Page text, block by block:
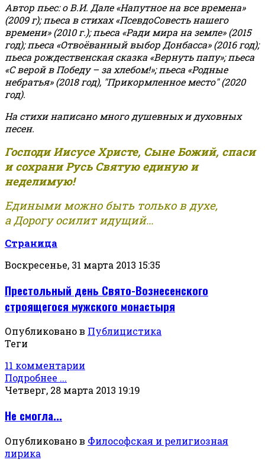
Автор пьес: о В.И. Дале «Напутное на все времена»
(2009 г); пьеса в стихах «ПсевдоСовесть нашего
времени» (2010 г.); пьеса «Ради мира на земле» (2015
год); пьеса «Отвоёванный выбор Донбасса» (2016 год);
пьеса рождественская сказка «Вернуть папу»; пьеса
«С верой в Победу – за хлебом!»;пьеса «Родные
небратья» (2018 год), "Прикормленное место" (2020
год).
На стихи написано много душевных и духовных
песен.
Господи Иисусе Христе, Сыне Божий, спаси
и сохрани Русь Святую единую и
неделимую!
Едиными можно быть только в духе,
а Дорогу осилит идущий...
Страница
Воскресенье, 31 марта 2013 15:35
Престольный день Свято-Вознесенского
строящегося мужского монастыря
Опубликовано в Публицистика
Теги
11 комментарии
Подробнее ...
Четверг, 28 марта 2013 19:19
Не смогла...
Опубликовано в Философская и религиозная
лирика